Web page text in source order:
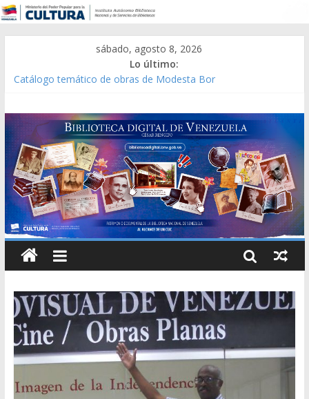
sábado, agosto 8, 2026
Lo último:
Catálogo temático de obras de Modesta Bor
Una Parálisis [material gráfico]
Modesta Bor Sánchez [material gráfico]
Gaceta Oficial de la República de Venezuela año CXXXIII Mes V,
Caracas 09 de marzo de 2006 N° 38.394